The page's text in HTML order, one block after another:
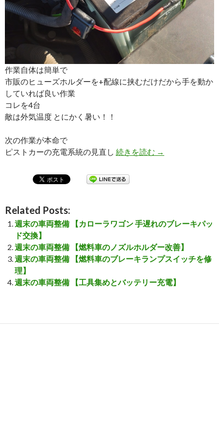
作業自体は簡単で
市販のヒューズホルダーを+配線に挟むだけだから手を動か
していれば良い作業
コレを4台
敵は外気温度 とにかく暑い！！
次の作業が本命で
ピストカーの充電系統の見直し 続きを読む 週末の車両整備
→
Related Posts:
週末の車両整備 【カローラワゴン 手遅れのブレーキパッ
ド交換】
週末の車両整備 【燃料車のノズルホルダー改善】
週末の車両整備 【燃料車のブレーキランプスイッチを修
理】
週末の車両整備 【工具集めとバッテリー充電】